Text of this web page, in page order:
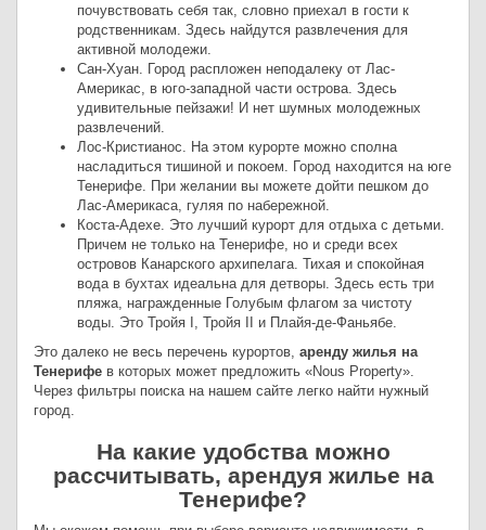
почувствовать себя так, словно приехал в гости к
родственникам. Здесь найдутся развлечения для
активной молодежи.
Сан-Хуан. Город распложен неподалеку от Лас-
Америкас, в юго-западной части острова. Здесь
удивительные пейзажи! И нет шумных молодежных
развлечений.
Лос-Кристианос. На этом курорте можно сполна
насладиться тишиной и покоем. Город находится на юге
Тенерифе. При желании вы можете дойти пешком до
Лас-Америкаса, гуляя по набережной.
Коста-Адехе. Это лучший курорт для отдыха с детьми.
Причем не только на Тенерифе, но и среди всех
островов Канарского архипелага. Тихая и спокойная
вода в бухтах идеальна для детворы. Здесь есть три
пляжа, награжденные Голубым флагом за чистоту
воды. Это Тройя I, Тройя II и Плайя-де-Фаньябе.
Это далеко не весь перечень курортов, аренду жилья на
Тенерифе в которых может предложить «Nous Property».
Через фильтры поиска на нашем сайте легко найти нужный
город.
На какие удобства можно
рассчитывать, арендуя жилье на
Тенерифе?